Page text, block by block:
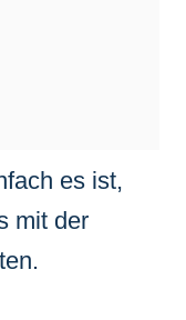
es ist,
mit der